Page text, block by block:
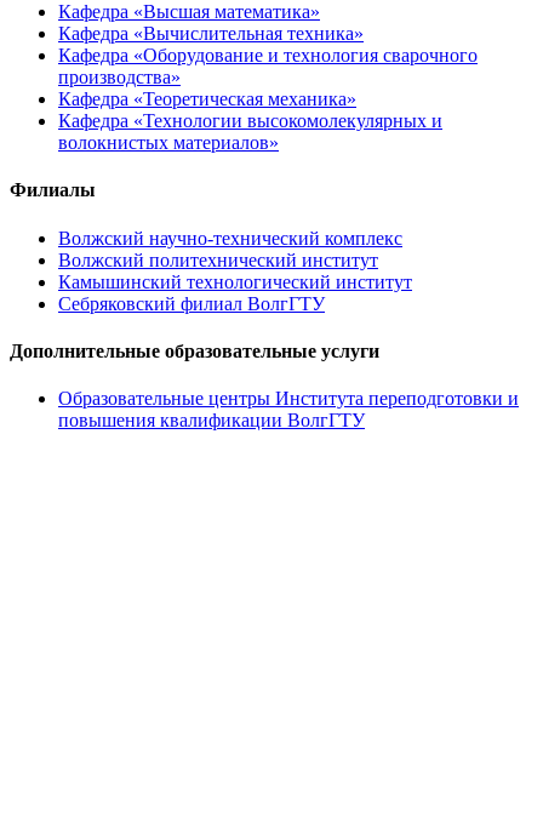
Кафедра «Высшая математика»
Кафедра «Вычислительная техника»
Кафедра «Оборудование и технология сварочного
производства»
Кафедра «Теоретическая механика»
Кафедра «Технологии высокомолекулярных и
волокнистых материалов»
Филиалы
Волжский научно-технический комплекс
Волжский политехнический институт
Камышинский технологический институт
Себряковский филиал ВолгГТУ
Дополнительные образовательные услуги
Образовательные центры Института переподготовки и
повышения квалификации ВолгГТУ